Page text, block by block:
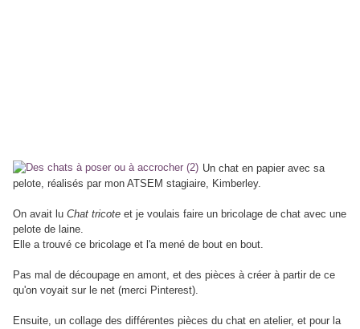
Un chat en papier avec sa
pelote, réalisés par mon ATSEM stagiaire, Kimberley.
On avait lu Chat tricote et je voulais faire un bricolage de chat avec une
pelote de laine.
Elle a trouvé ce bricolage et l'a mené de bout en bout.
Pas mal de découpage en amont, et des pièces à créer à partir de ce
qu'on voyait sur le net (merci Pinterest).
Ensuite, un collage des différentes pièces du chat en atelier, et pour la